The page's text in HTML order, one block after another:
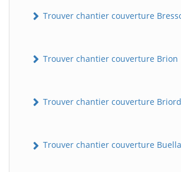
Trouver chantier couverture
Trouver chantier couverture Brion
Trouver chantier couverture Briord
Trouver chantier couverture